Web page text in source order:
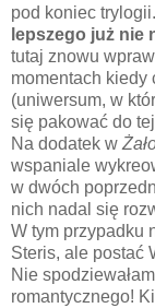
pod koniec trylogii.
lepszego już nie
tutaj znowu
momentach kiedy
(uniwersum, w
się pakować do
Na dodatek w
wspaniale
w dwóch
nich nadal się
W tym przypadku
Steris, ale postać
Nie
romantycznego!